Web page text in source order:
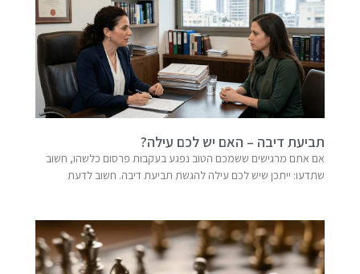
תביעת דיבה – האם יש לכם עילה?
אם אתם מרגישים ששמכם הטוב נפגע בעקבות פרסום כלשהו, חשוב
שתדעו: ייתכן שיש לכם עילה להגשת תביעת דיבה. חשוב לדעת